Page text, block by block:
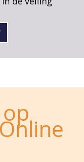
op